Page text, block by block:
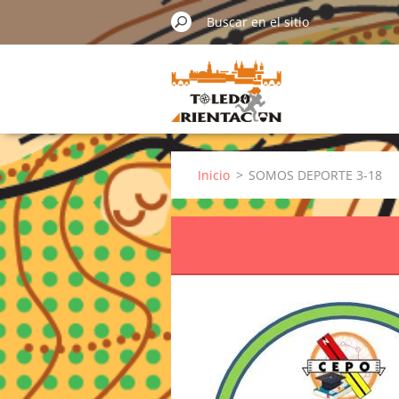
Inicio > SOMOS DEPORTE 3-18